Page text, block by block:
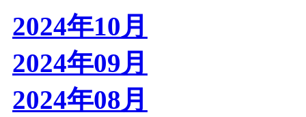
2024年10月
2024年09月
2024年08月